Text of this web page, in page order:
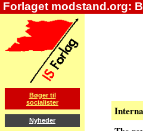
Forlaget modstand.org:
Bøger til
socialister
Nyheder